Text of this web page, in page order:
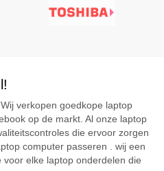
verkopen goedkope laptop
op de markt. Al onze laptop
die ervoor zorgen
computer passeren . wij een
elke laptop onderdelen die